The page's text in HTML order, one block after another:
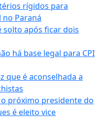
rígidos para
Paraná
solto após ficar dois
há base legal para CPI
que é aconselhada a
próximo presidente do
é eleito vice